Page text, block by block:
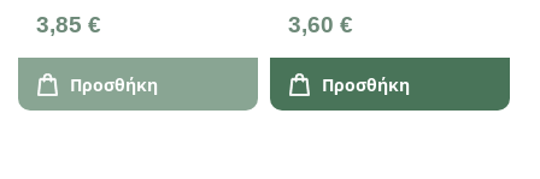
3,85 €
Προσθήκη
3,60 €
Προσθήκη